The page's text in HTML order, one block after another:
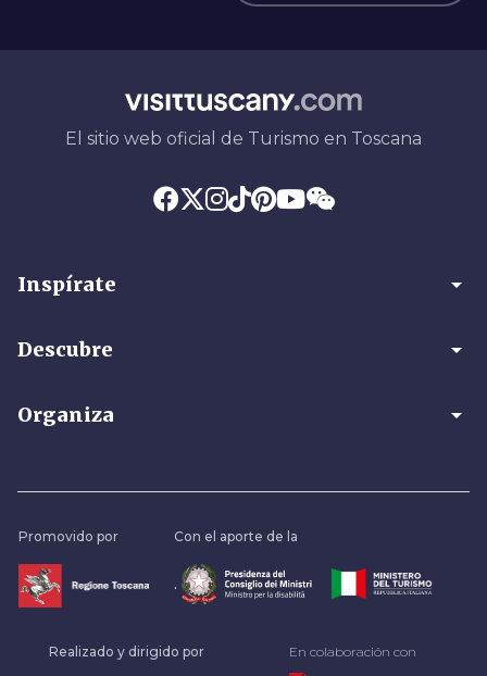
El sitio web oficial de Turismo en Toscana
Inspírate arrow_drop_down
Descubre arrow_drop_down
Organiza arrow_drop_down
Promovido por Con el aporte de la
.
Realizado y dirigido por En colaboración con